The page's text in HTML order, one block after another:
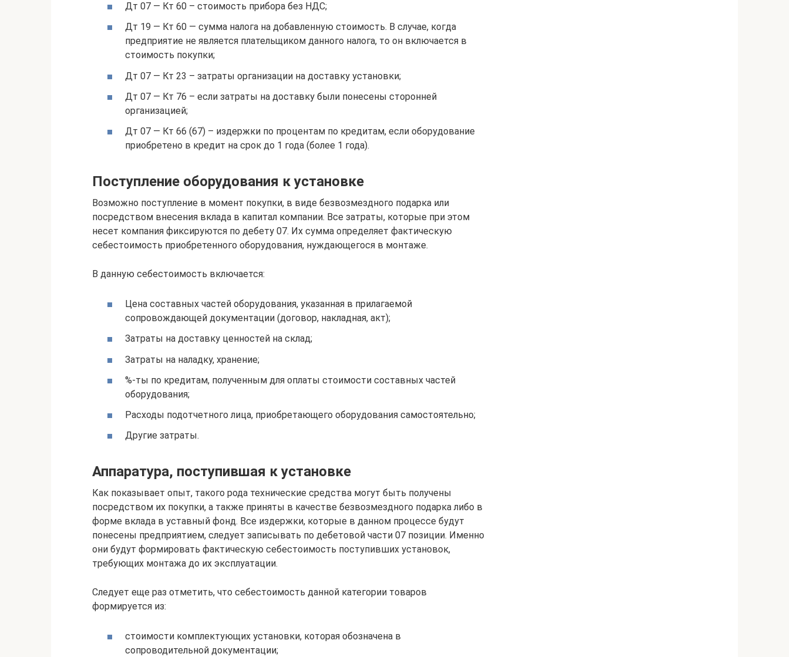
Дт 07 — Кт 60 – стоимость прибора без НДС;
Дт 19 — Кт 60 — сумма налога на добавленную стоимость. В случае, когда
предприятие не является плательщиком данного налога, то он включается в
стоимость покупки;
Дт 07 — Кт 23 – затраты организации на доставку установки;
Дт 07 — Кт 76 – если затраты на доставку были понесены сторонней
организацией;
Дт 07 — Кт 66 (67) – издержки по процентам по кредитам, если оборудование
приобретено в кредит на срок до 1 года (более 1 года).
Поступление оборудования к установке
Возможно поступление в момент покупки, в виде безвозмездного подарка или
посредством внесения вклада в капитал компании. Все затраты, которые при этом
несет компания фиксируются по дебету 07. Их сумма определяет фактическую
себестоимость приобретенного оборудования, нуждающегося в монтаже.
В данную себестоимость включается:
Цена составных частей оборудования, указанная в прилагаемой
сопровождающей документации (договор, накладная, акт);
Затраты на доставку ценностей на склад;
Затраты на наладку, хранение;
%-ты по кредитам, полученным для оплаты стоимости составных частей
оборудования;
Расходы подотчетного лица, приобретающего оборудования самостоятельно;
Другие затраты.
Аппаратура, поступившая к установке
Как показывает опыт, такого рода технические средства могут быть получены
посредством их покупки, а также приняты в качестве безвозмездного подарка либо в
форме вклада в уставный фонд. Все издержки, которые в данном процессе будут
понесены предприятием, следует записывать по дебетовой части 07 позиции. Именно
они будут формировать фактическую себестоимость поступивших установок,
требующих монтажа до их эксплуатации.
Следует еще раз отметить, что себестоимость данной категории товаров
формируется из:
стоимости комплектующих установки, которая обозначена в
сопроводительной документации;